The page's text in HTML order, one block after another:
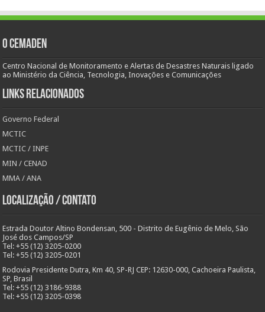
O Cemaden
Centro Nacional de Monitoramento e Alertas de Desastres Naturais ligado
ao Ministério da Ciência, Tecnologia, Inovações e Comunicações
Links Relacionados
Governo Federal
MCTIC
MCTIC / INPE
MIN / CENAD
MMA / ANA
Localização / Contato
Estrada Doutor Altino Bondensan, 500 - Distrito de Eugênio de Melo, São
José dos Campos/SP
Tel: +55 (12) 3205-0200
Tel: +55 (12) 3205-0201
Rodovia Presidente Dutra, Km 40, SP-RJ CEP: 12630-000, Cachoeira Paulista,
SP, Brasil
Tel: +55 (12) 3186-9388
Tel: +55 (12) 3205-0398